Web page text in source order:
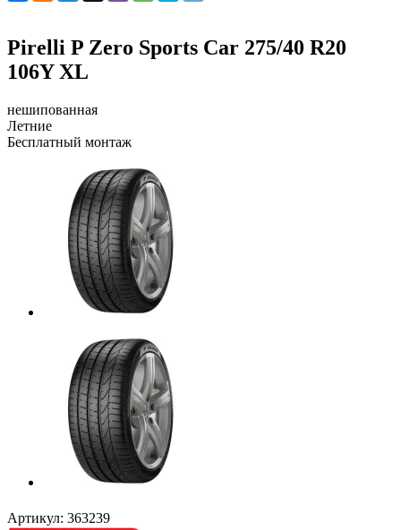
Pirelli P Zero Sports Car 275/40 R20
106Y XL
нешипованная
Летние
Бесплатный монтаж
Артикул: 363239